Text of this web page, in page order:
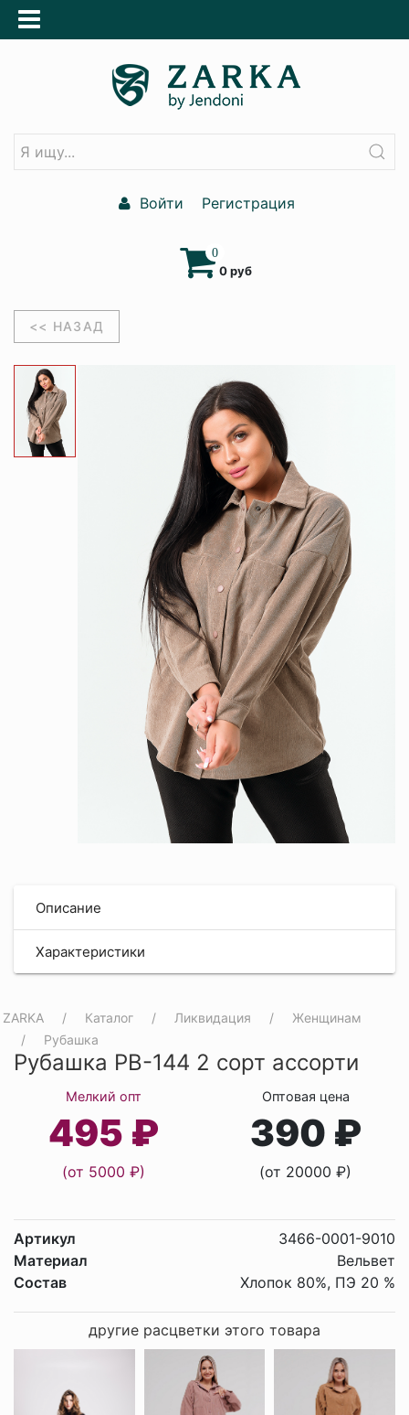
Войти Регистрация
0
0 руб
<< НАЗАД
Описание
Характеристики
ZARKA Каталог Ликвидация
Женщинам
Рубашка
Рубашка РВ-144 2 сорт ассорти
Мелкий опт
495 ₽
(от 5000 ₽)
Оптовая цена
390 ₽
(от 20000 ₽)
Артикул
3466-0001-9010
Материал
Вельвет
Состав
Хлопок 80%, ПЭ 20 %
другие расцветки этого товара